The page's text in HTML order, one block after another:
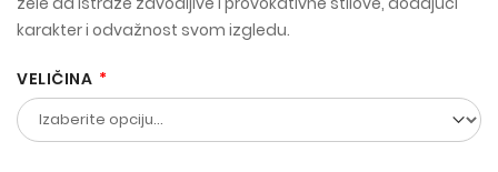
karakter i odvažnost svom izgledu.
VELIČINA